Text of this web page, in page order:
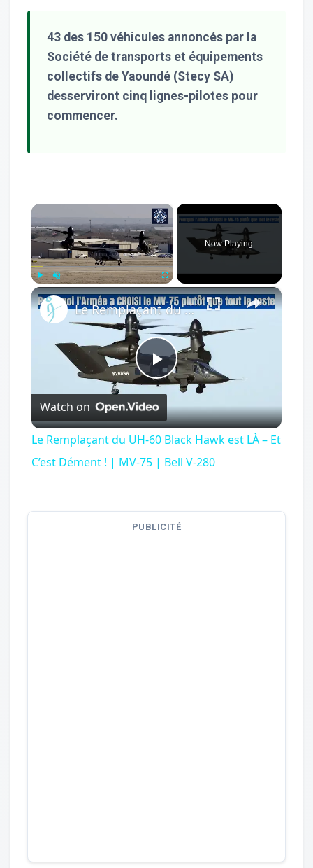
43 des 150 véhicules annoncés par la
Société de transports et équipements
collectifs de Yaoundé (Stecy SA)
desserviront cinq lignes-pilotes pour
commencer.
×
Play Unmute Fullscreen
Now Playing
×
Play
Video
Le Remplaçant du UH-60 Black Hawk est LÀ – Et C’est Dément ! | MV-75 | Bell V-280
Watch on
Le Remplaçant du UH-60 Black Hawk est LÀ – Et
C’est Dément ! | MV-75 | Bell V-280
PUBLICITÉ